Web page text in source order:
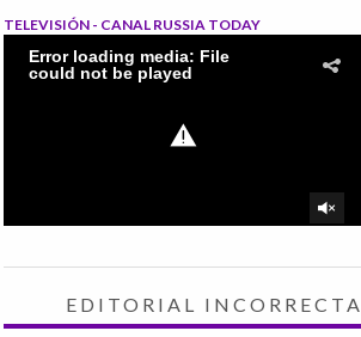
TELEVISIÓN - CANAL RUSSIA TODAY
EDITORIAL INCORRECTA